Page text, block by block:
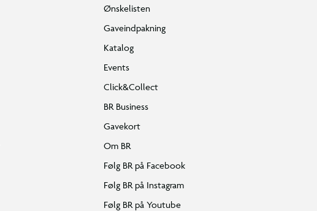
Ønskelisten
Gaveindpakning
Katalog
Events
Click&Collect
BR Business
Gavekort
Om BR
Følg BR på Facebook
Følg BR på Instagram
Følg BR på Youtube